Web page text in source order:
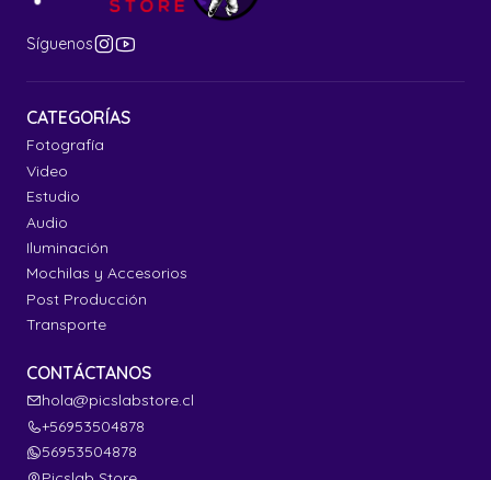
Síguenos
CATEGORÍAS
Fotografía
Video
Estudio
Audio
Iluminación
Mochilas y Accesorios
Post Producción
Transporte
CONTÁCTANOS
hola@picslabstore.cl
+56953504878
56953504878